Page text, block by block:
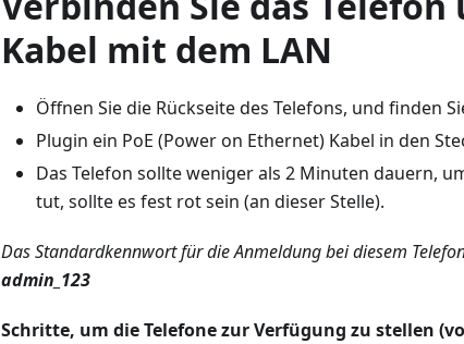
Kabel mit dem LAN
Öffnen Sie die Rückseite des Telefons, und finden
Plugin ein PoE (Power on Ethernet) Kabel in den
Das Telefon sollte weniger als 2 Minuten dauern,
tut, sollte es fest rot sein (an dieser Stelle).
Das Standardkennwort für die Anmeldung bei diesem
admin_123
Schritte, um die Telefone zur Verfügung zu stellen